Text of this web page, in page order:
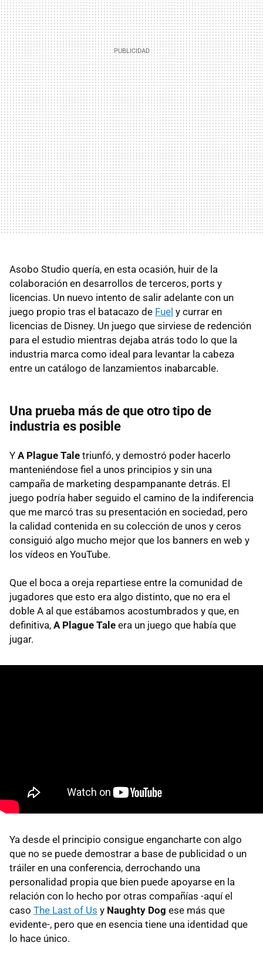
Asobo Studio quería, en esta ocasión, huir de la
colaboración en desarrollos de terceros, ports y
licencias. Un nuevo intento de salir adelante con un
juego propio tras el batacazo de Fuel y currar en
licencias de Disney. Un juego que sirviese de redención
para el estudio mientras dejaba atrás todo lo que la
industria marca como ideal para levantar la cabeza
entre un catálogo de lanzamientos inabarcable.
Una prueba más de que otro tipo de
industria es posible
Y A Plague Tale triunfó, y demostró poder hacerlo
manteniéndose fiel a unos principios y sin una
campaña de marketing despampanante detrás. El
juego podría haber seguido el camino de la indiferencia
que me marcó tras su presentación en sociedad, pero
la calidad contenida en su colección de unos y ceros
consiguió algo mucho mejor que los banners en web y
los vídeos en YouTube.
Que el boca a oreja repartiese entre la comunidad de
jugadores que esto era algo distinto, que no era el
doble A al que estábamos acostumbrados y que, en
definitiva, A Plague Tale era un juego que había que
jugar.
Ya desde el principio consigue engancharte con algo
que no se puede demostrar a base de publicidad o un
tráiler en una conferencia, derrochando una
personalidad propia que bien puede apoyarse en la
relación con lo hecho por otras compañías -aquí el
caso The Last of Us y Naughty Dog ese más que
evidente-, pero que en esencia tiene una identidad que
lo hace único.